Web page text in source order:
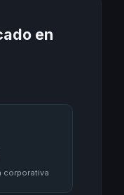
en
corporativa